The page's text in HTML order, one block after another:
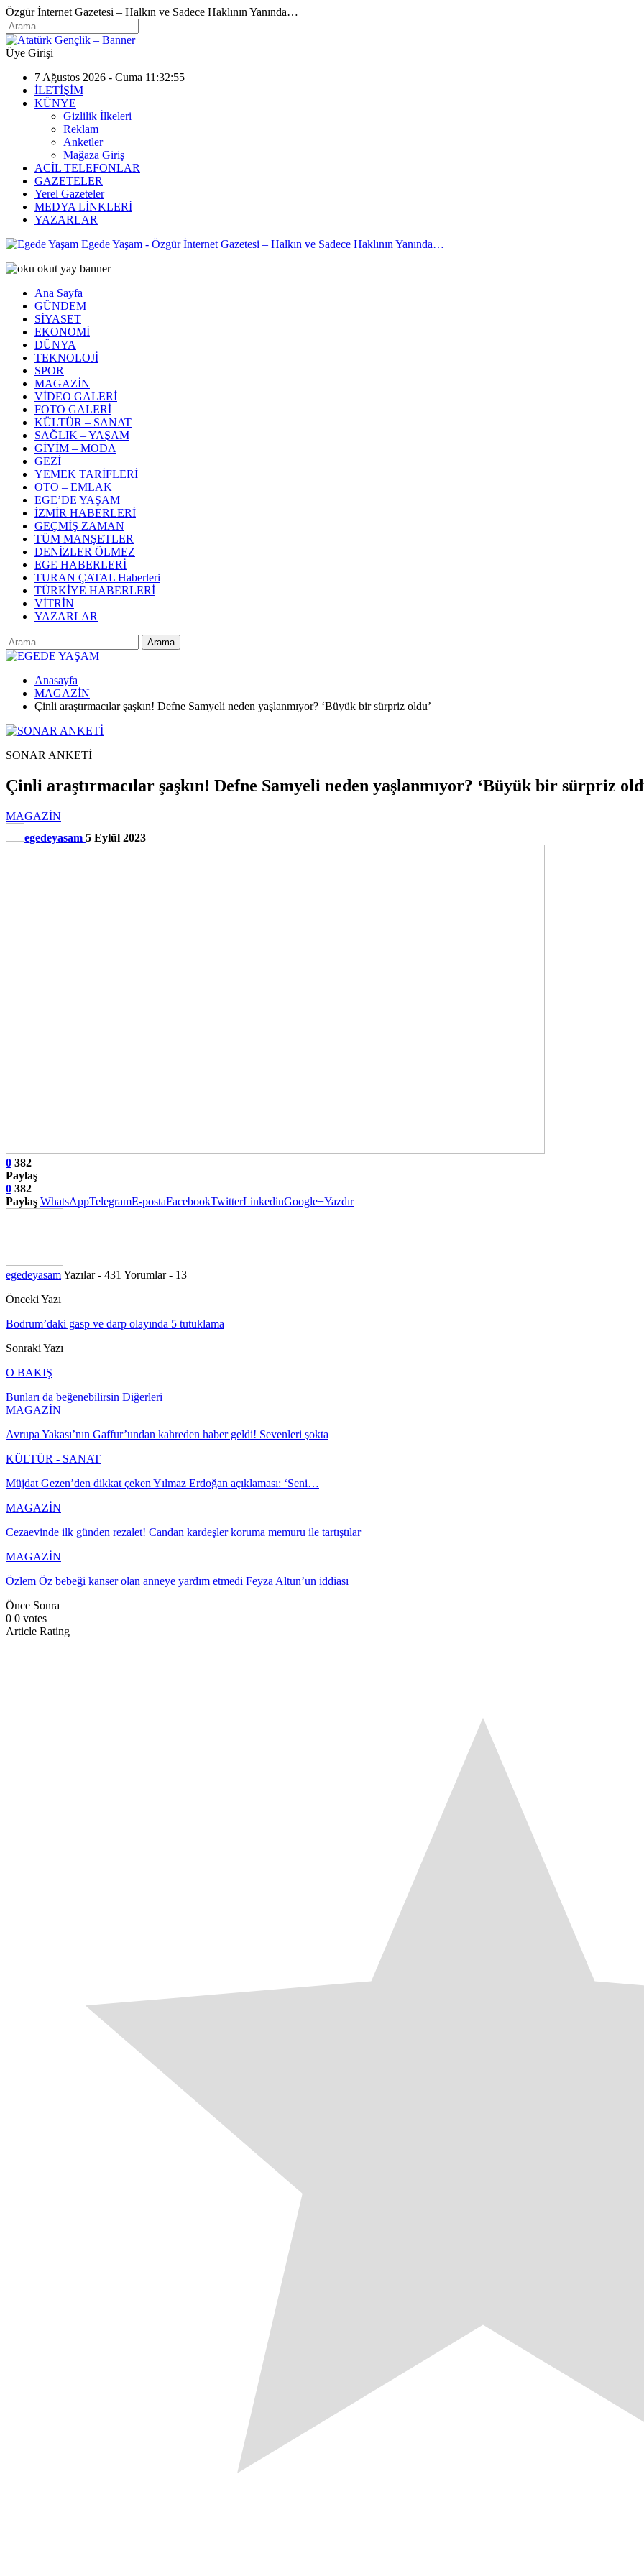
Özgür İnternet Gazetesi – Halkın ve Sadece Haklının Yanında…
Üye Girişi
7 Ağustos 2026 - Cuma 11:32:55
İLETİŞİM
KÜNYE
Gizlilik İlkeleri
Reklam
Anketler
Mağaza Giriş
ACİL TELEFONLAR
GAZETELER
Yerel Gazeteler
MEDYA LİNKLERİ
YAZARLAR
Egede Yaşam - Özgür İnternet Gazetesi – Halkın ve Sadece Haklının Yanında…
Ana Sayfa
GÜNDEM
SİYASET
EKONOMİ
DÜNYA
TEKNOLOJİ
SPOR
MAGAZİN
VİDEO GALERİ
FOTO GALERİ
KÜLTÜR – SANAT
SAĞLIK – YAŞAM
GİYİM – MODA
GEZİ
YEMEK TARİFLERİ
OTO – EMLAK
EGE’DE YAŞAM
İZMİR HABERLERİ
GEÇMİŞ ZAMAN
TÜM MANŞETLER
DENİZLER ÖLMEZ
EGE HABERLERİ
TURAN ÇATAL Haberleri
TÜRKİYE HABERLERİ
VİTRİN
YAZARLAR
Anasayfa
MAGAZİN
Çinli araştırmacılar şaşkın! Defne Samyeli neden yaşlanmıyor? ‘Büyük bir sürpriz oldu’
SONAR ANKETİ
Çinli araştırmacılar şaşkın! Defne Samyeli neden yaşlanmıyor? ‘Büyük bir sürpriz
MAGAZİN
egedeyasam 5 Eylül 2023
0 382
Paylaş
0 382
Paylaş WhatsAppTelegramE-postaFacebookTwitterLinkedinGoogle+Yazdır
egedeyasamYazılar - 431 Yorumlar - 13
Önceki Yazı
Bodrum’daki gasp ve darp olayında 5 tutuklama
Sonraki Yazı
O BAKIŞ
Bunları da beğenebilirsin Diğerleri
MAGAZİN
Avrupa Yakası’nın Gaffur’undan kahreden haber geldi! Sevenleri şokta
KÜLTÜR - SANAT
Müjdat Gezen’den dikkat çeken Yılmaz Erdoğan açıklaması: ‘Seni…
MAGAZİN
Cezaevinde ilk günden rezalet! Candan kardeşler koruma memuru ile tartıştılar
MAGAZİN
Özlem Öz bebeği kanser olan anneye yardım etmedi Feyza Altun’un iddiası
Önce Sonra
0 0 votes
Article Rating